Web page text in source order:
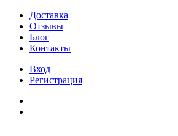
Доставка
Отзывы
Блог
Контакты
Вход
Регистрация